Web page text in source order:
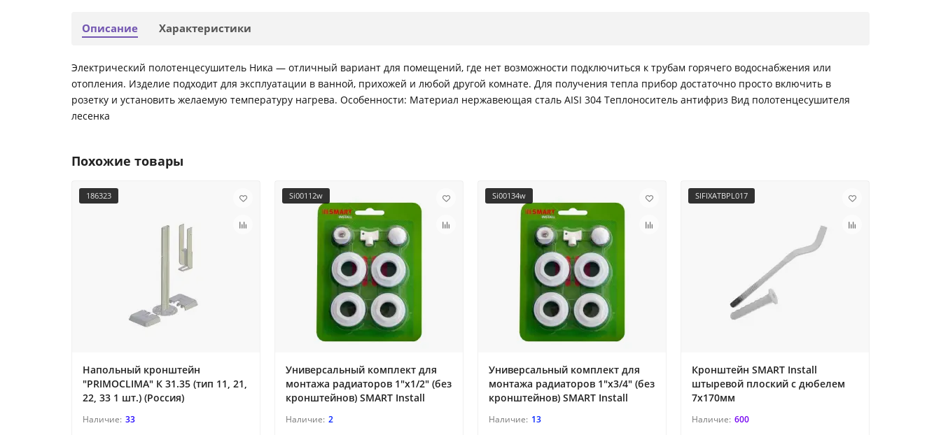
Описание Характеристики
Электрический полотенцесушитель Ника — отличный вариант для помещений, где нет возможности подключиться к трубам горячего водоснабжения или
отопления. Изделие подходит для эксплуатации в ванной, прихожей и любой другой комнате. Для получения тепла прибор достаточно просто включить в
розетку и установить желаемую температуру нагрева. Особенности: Материал нержавеющая сталь AISI 304 Теплоноситель антифриз Вид полотенцесушителя
лесенка
Похожие товары
186323
Напольный кронштейн
"PRIMOCLIMA" К 31.35 (тип 11, 21,
22, 33 1 шт.) (Россия)
33
Si00112w
Универсальный комплект для
монтажа радиаторов 1"х1/2" (без
кронштейнов) SMART Install
2
Si00134w
Универсальный комплект для
монтажа радиаторов 1"х3/4" (без
кронштейнов) SMART Install
13
SIFIXATBPL017
Кронштейн SMART Install
штыревой плоский с дюбелем
7x170мм
600